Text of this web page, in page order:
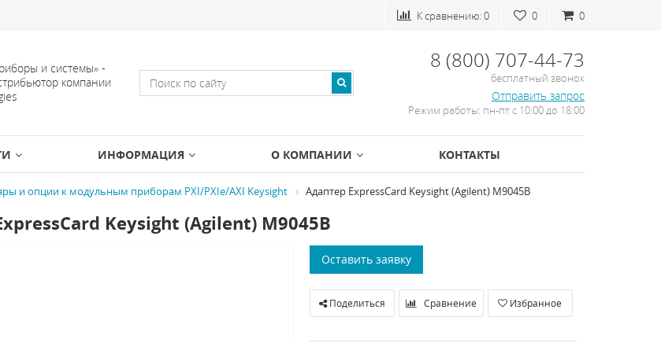
0
0
К сравнению: 0
и системы» -
компании
8 (800) 707-44-73
бесплатный звонок
Отправить запрос
Режим работы: пн-пт с 10:00 до 18:00
ИНФОРМАЦИЯ О КОМПАНИИ КОНТАКТЫ
и опции к модульным приборам PXI/PXIe/AXI Keysight Адаптер ExpressCard Keysight (Agilent) M9045B
Keysight (Agilent) M9045B
Оставить заявку
Поделиться Сравнение Избранное